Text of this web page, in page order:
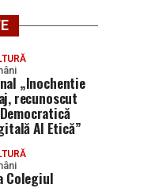
„Inochentie
recunoscut
AI Etică”
Colegiul